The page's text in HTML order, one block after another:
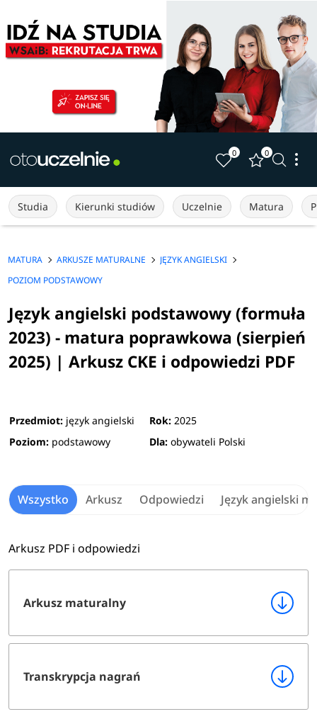
0 0
Studia Kierunki studiów Uczelnie Matura
MATURA ARKUSZE MATURALNE
JĘZYK ANGIELSKI
POZIOM PODSTAWOWY
Język angielski podstawowy (formuła
2023) - matura poprawkowa (sierpień
2025) | Arkusz CKE i odpowiedzi PDF
Przedmiot:język angielski Rok:2025
Poziom:podstawowy Dla:obywateli Polski
Wszystko Arkusz Odpowiedzi Język angielski
Arkusz PDF i odpowiedzi
Arkusz maturalny
Transkrypcja nagrań